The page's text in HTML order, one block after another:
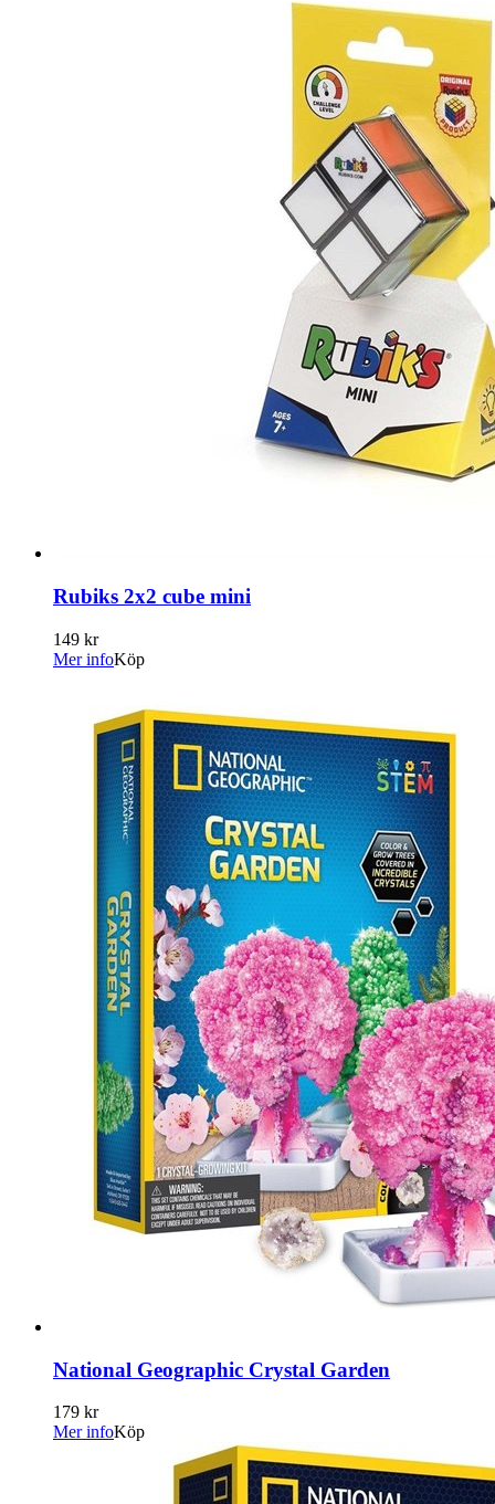
Rubiks 2x2 cube mini
149 kr
Mer infoKöp
National Geographic Crystal Garden
179 kr
Mer infoKöp